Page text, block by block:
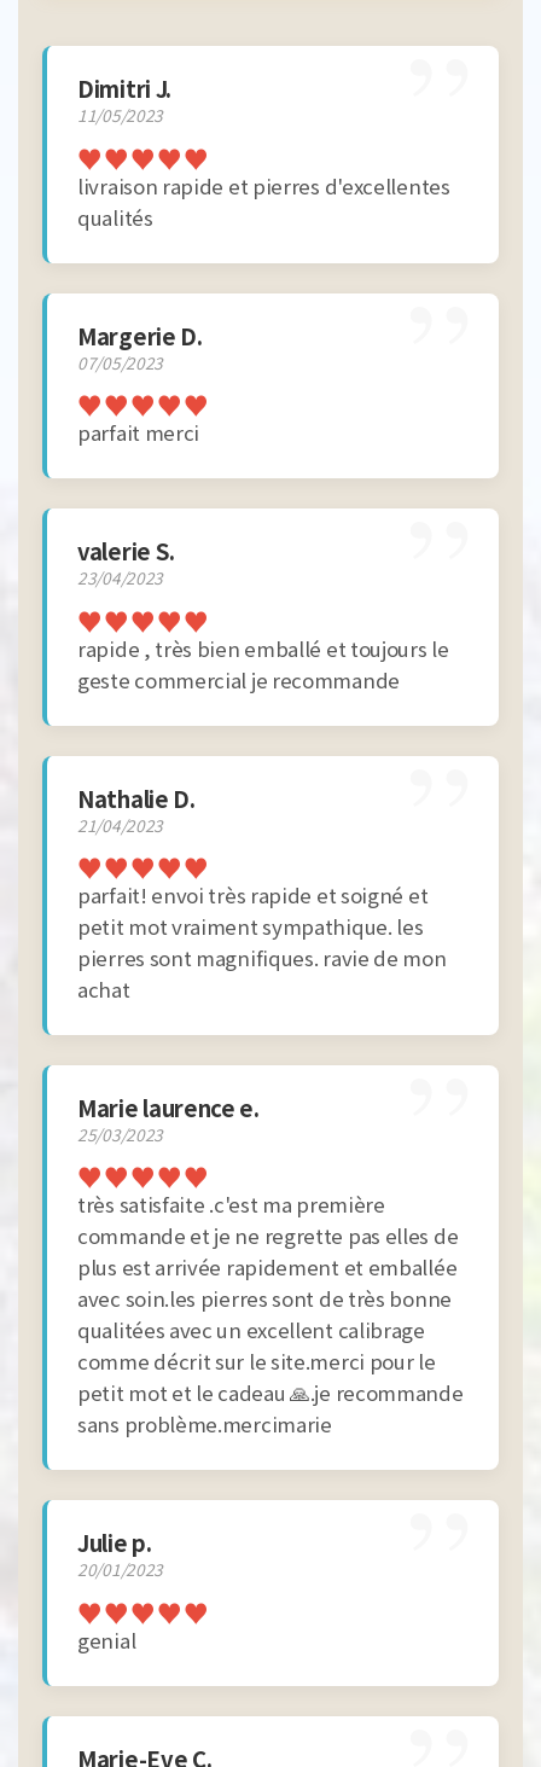
”
Dimitri J.
11/05/2023
♥♥♥♥♥
livraison rapide et pierres d'excellentes
qualités
”
Margerie D.
07/05/2023
♥♥♥♥♥
parfait merci
”
valerie S.
23/04/2023
♥♥♥♥♥
rapide , très bien emballé et toujours le
geste commercial je recommande
”
Nathalie D.
21/04/2023
♥♥♥♥♥
parfait! envoi très rapide et soigné et
petit mot vraiment sympathique. les
pierres sont magnifiques. ravie de mon
achat
”
Marie laurence e.
25/03/2023
♥♥♥♥♥
très satisfaite .c'est ma première
commande et je ne regrette pas elles de
plus est arrivée rapidement et emballée
avec soin.les pierres sont de très bonne
qualitées avec un excellent calibrage
comme décrit sur le site.merci pour le
petit mot et le cadeau 🙏.je recommande
sans problème.mercimarie
”
Julie p.
20/01/2023
♥♥♥♥♥
genial
Marie-Eve C.